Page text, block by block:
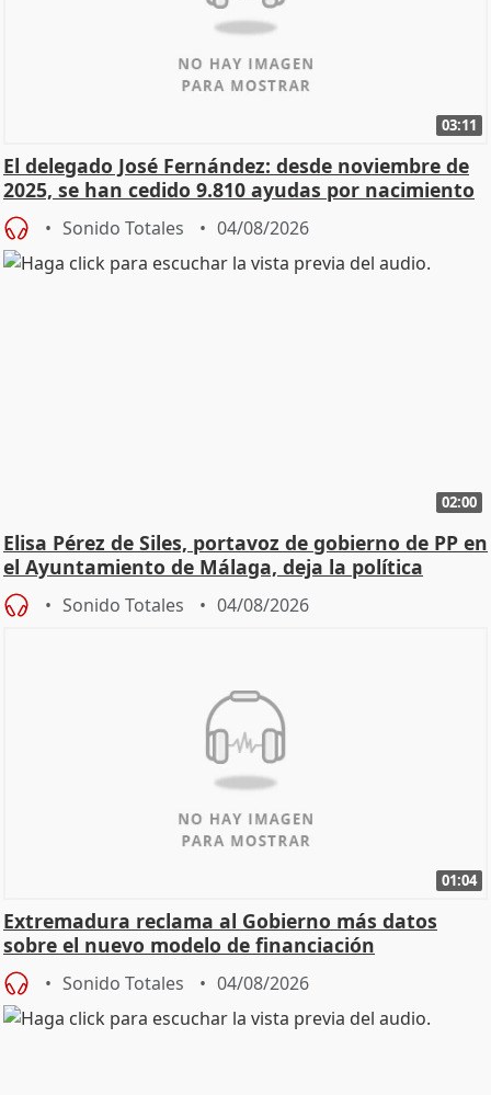
03:11
El delegado José Fernández: desde noviembre de
2025, se han cedido 9.810 ayudas por nacimiento
Sonido Totales 04/08/2026
02:00
Elisa Pérez de Siles, portavoz de gobierno de PP en
el Ayuntamiento de Málaga, deja la política
Sonido Totales 04/08/2026
01:04
Extremadura reclama al Gobierno más datos
sobre el nuevo modelo de financiación
Sonido Totales 04/08/2026